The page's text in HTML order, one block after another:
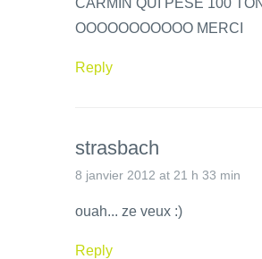
OOOOOOOOOOO MERCI
Reply
strasbach
8 janvier 2012 at 21 h 33 min
ouah... ze veux :)
Reply